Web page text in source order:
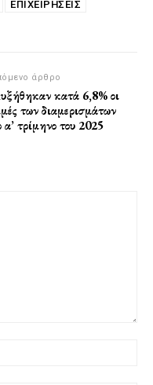
ΕΠΙΧΕΙΡΗΣΕΙΣ
άρθρο
κατά 6,8% οι
των διαμερισμάτων
α’ τρίμηνο του 2025